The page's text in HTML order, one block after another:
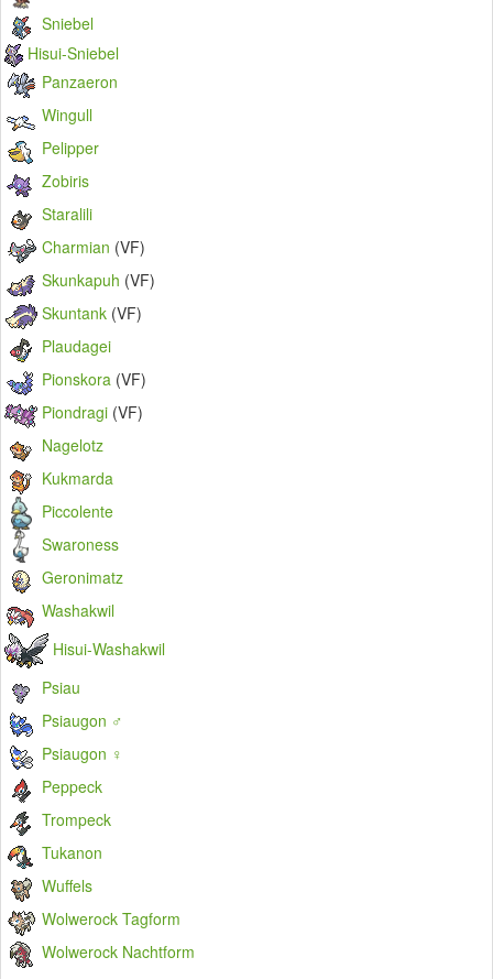
Sniebel
Hisui-Sniebel
Panzaeron
Wingull
Pelipper
Zobiris
Staralili
Charmian (VF)
Skunkapuh (VF)
Skuntank (VF)
Plaudagei
Pionskora (VF)
Piondragi (VF)
Nagelotz
Kukmarda
Piccolente
Swaroness
Geronimatz
Washakwil
Hisui-Washakwil
Psiau
Psiaugon ♂
Psiaugon ♀
Peppeck
Trompeck
Tukanon
Wuffels
Wolwerock Tagform
Wolwerock Nachtform